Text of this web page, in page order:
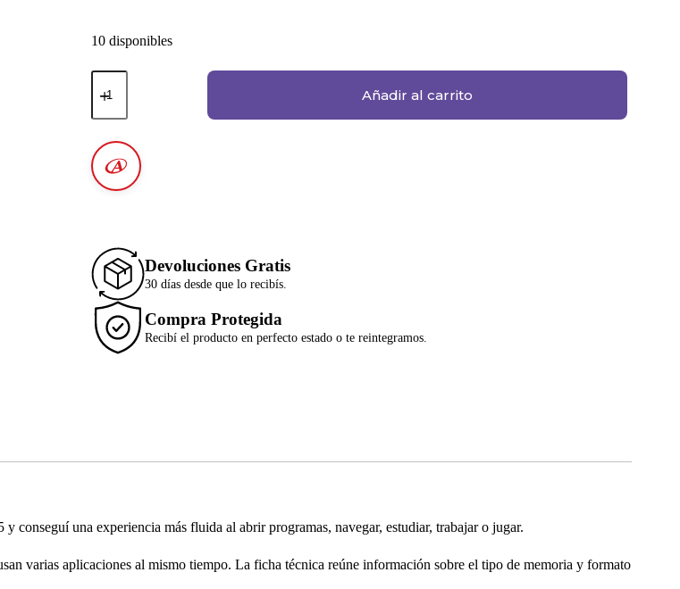
10 disponibles
Añadir al carrito
Devoluciones Gratis
30 días desde que lo recibís.
Compra Protegida
Recibí el producto en perfecto estado o te reintegramos.
una experiencia más fluida al abrir programas, navegar, estudiar, trabajar o jugar.
varias aplicaciones al mismo tiempo. La ficha técnica reúne información sobre el tipo de memoria y formato